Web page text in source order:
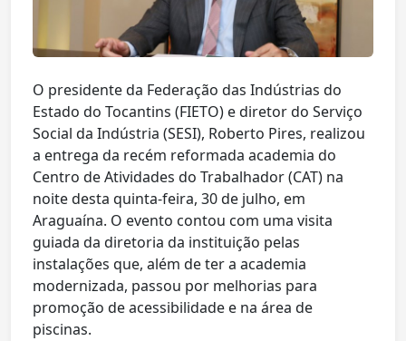
O presidente da Federação das Indústrias do
Estado do Tocantins (FIETO) e diretor do Serviço
Social da Indústria (SESI), Roberto Pires, realizou
a entrega da recém reformada academia do
Centro de Atividades do Trabalhador (CAT) na
noite desta quinta‑feira, 30 de julho, em
Araguaína. O evento contou com uma visita
guiada da diretoria da instituição pelas
instalações que, além de ter a academia
modernizada, passou por melhorias para
promoção de acessibilidade e na área de
piscinas.